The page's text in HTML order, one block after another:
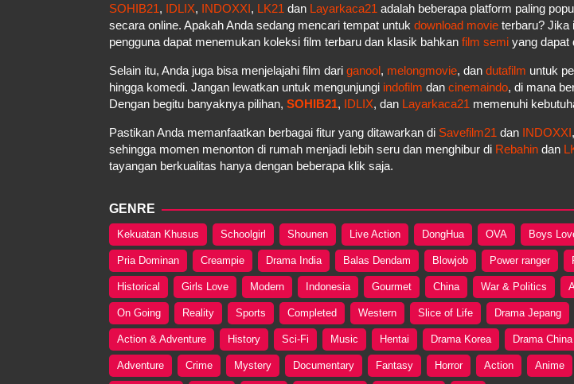
SOHIB21, IDLIX, INDOXXI, LK21 dan Layarkaca21 adalah beberapa platform paling
secara online. Apakah Anda sedang mencari tempat untuk download movie terbaru? Jika
pengguna dapat menemukan koleksi film terbaru dan klasik bahkan film semi yang dapat
Selain itu, Anda juga bisa menjelajahi film dari ganool, melongmovie, dan dutafilm untuk
hingga komedi. Jangan lewatkan untuk mengunjungi indofilm dan cinemaindo, di mana
Dengan begitu banyaknya pilihan, SOHIB21, IDLIX, dan Layarkaca21 memenuhi
Pastikan Anda memanfaatkan berbagai fitur yang ditawarkan di Savefilm21 dan INDOXXI
sehingga momen menonton di rumah menjadi lebih seru dan menghibur di Rebahin dan
tayangan berkualitas hanya dengan beberapa klik saja.
GENRE
Kekuatan Khusus Schoolgirl Shounen Live Action DongHua OVA Boys
Pria Dominan Creampie Drama India Balas Dendam Blowjob Power ranger
Historical Girls Love Modern Indonesia Gourmet China War & Politics
On Going Reality Sports Completed Western Slice of Life Drama Jepang
Action & Adventure History Sci-Fi Music Hentai Drama Korea Drama China
Adventure Crime Mystery Documentary Fantasy Horror Action Anime